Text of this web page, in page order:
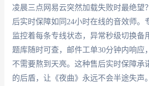
凌晨三点网易云突然加载失败时最绝望
后实时保障如同24小时在线的音效师。
监控着每条专线状态，异常秒级切换备
题库随时可查，邮件工单30分钟内响应
不需要熬到天亮。这种售后实时保障承
的后盾，让《夜曲》永远不会半途失声。